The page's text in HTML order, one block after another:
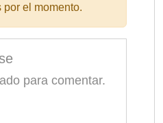
por el momento.
para comentar.